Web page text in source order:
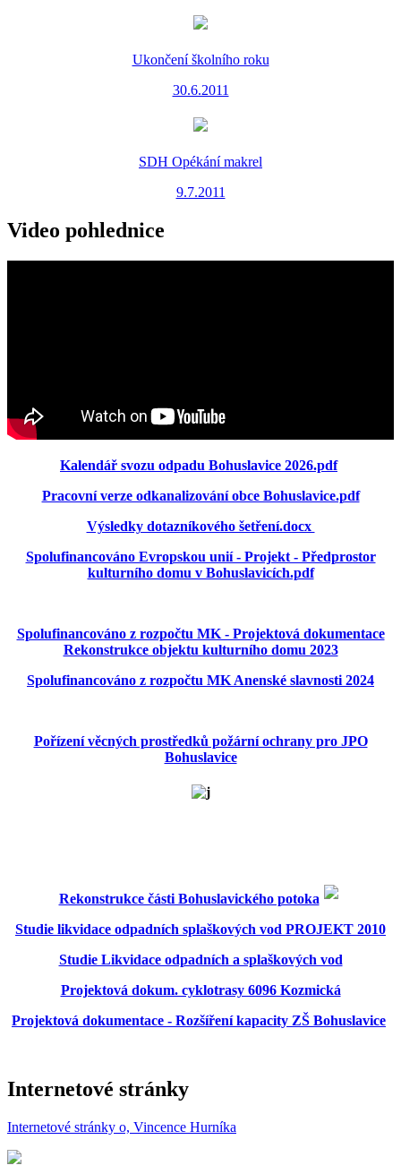
Ukončení školního roku
30.6.2011
SDH Opékání makrel
9.7.2011
Video pohlednice
Kalendář svozu odpadu Bohuslavice 2026.pdf
Pracovní verze odkanalizování obce Bohuslavice.pdf
Výsledky dotazníkového šetření.docx
Spolufinancováno Evropskou unií - Projekt - Předprostor
kulturního domu v Bohuslavicích.pdf
Spolufinancováno z rozpočtu MK - Projektová dokumentace
Rekonstrukce objektu kulturního domu 2023
Spolufinancováno z rozpočtu MK Anenské slavnosti 2024
Pořízení věcných prostředků požární ochrany pro JPO
Bohuslavice
Rekonstrukce části Bohuslavického potoka
Studie likvidace odpadních splaškových vod PROJEKT 2010
Studie Likvidace odpadních a splaškových vod
Projektová dokum. cyklotrasy 6096 Kozmická
Projektová dokumentace - Rozšíření kapacity ZŠ Bohuslavice
Internetové stránky
Internetové stránky o, Vincence Hurníka